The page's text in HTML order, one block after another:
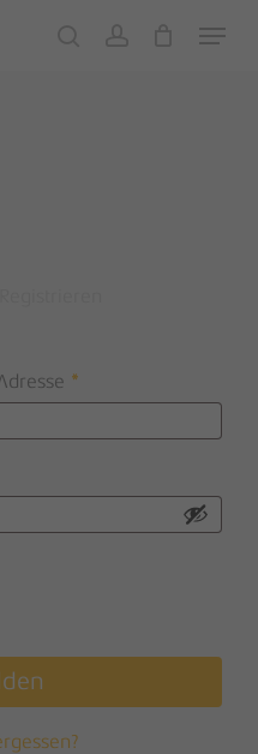
Menu
*Erforderlich